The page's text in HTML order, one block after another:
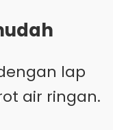
lap
air ringan.